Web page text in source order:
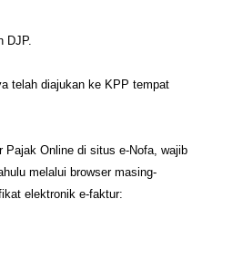
DJP.
telah diajukan ke KPP tempat
Pajak Online di situs e-Nofa, wajib
melalui browser masing-
elektronik e-faktur: